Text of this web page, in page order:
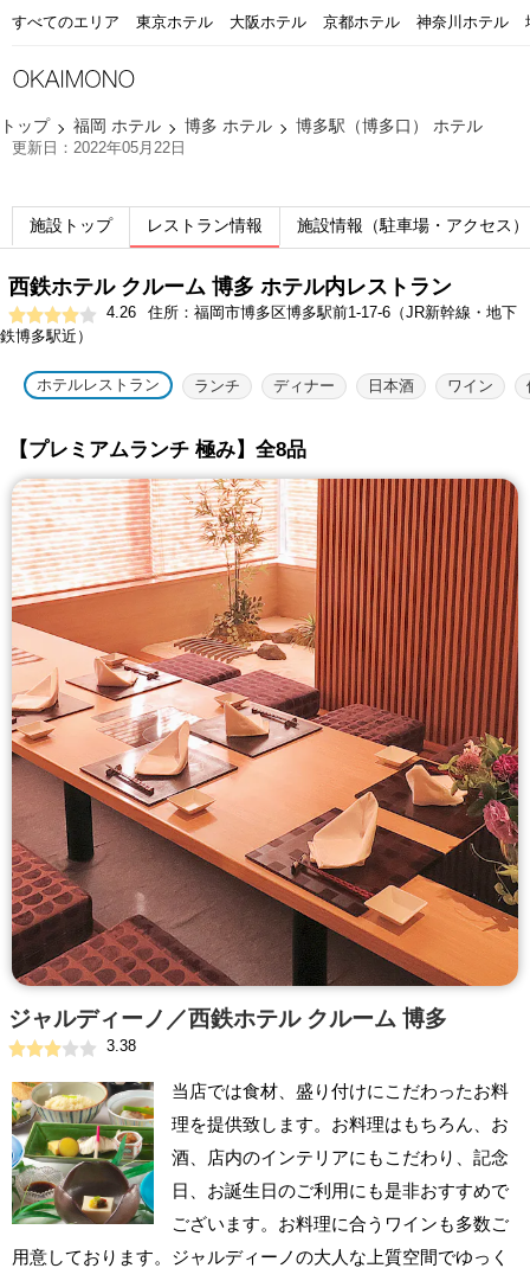
すべてのエリア 東京ホテル 大阪ホテル 京都ホテル 神奈川ホテル
トップ 福岡 ホテル 博多 ホテル 博多駅（博多口） ホテル
更新日：2022年05月22日
施設トップ レストラン情報 施設情報（駐車場・アクセス）
西鉄ホテル クルーム 博多 ホテル内レストラン
4.26
住所：福岡市博多区博多駅前1-17-6（JR新幹線・地下
鉄博多駅近）
ホテルレストラン ランチ ディナー 日本酒 ワイン
【プレミアムランチ 極み】全8品
ジャルディーノ／西鉄ホテル クルーム 博多
3.38
当店では食材、盛り付けにこだわったお料
理を提供致します。お料理はもちろん、お
酒、店内のインテリアにもこだわり、記念
日、お誕生日のご利用にも是非おすすめで
ございます。お料理に合うワインも多数ご
用意しております。ジャルディーノの大人な上質空間でゆっく